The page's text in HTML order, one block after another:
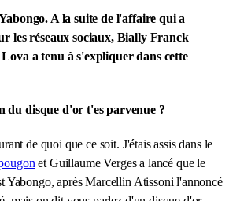
A la suite de l'affaire qui a
les réseaux sociaux, Bially Franck
a tenu à s'expliquer dans cette
du disque d'or t'es parvenue ?
de quoi que ce soit. J'étais assis dans le
et Guillaume Verges a lancé que le
Yabongo, après Marcellin Atissoni l'annoncé